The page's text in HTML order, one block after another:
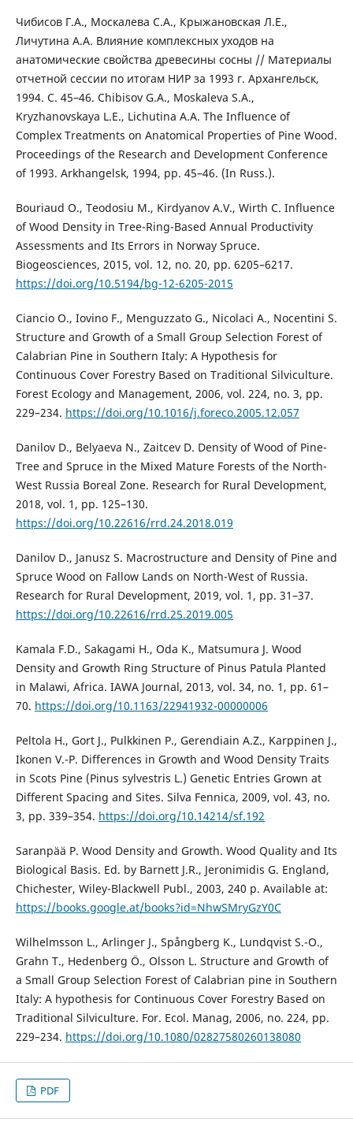
Чибисов Г.А., Москалева С.А., Крыжановская Л.Е.,
Личутина А.А. Влияние комплексных уходов на
анатомические свойства древесины сосны // Материалы
отчетной сессии по итогам НИР за 1993 г. Архангельск,
1994. С. 45–46. Chibisov G.A., Moskaleva S.A.,
Kryzhanovskaya L.E., Lichutina A.A. The Influence of
Complex Treatments on Anatomical Properties of Pine Wood.
Proceedings of the Research and Development Conference
of 1993. Arkhangelsk, 1994, pp. 45–46. (In Russ.).
Bouriaud O., Teodosiu M., Kirdyanov A.V., Wirth C. Influence
of Wood Density in Tree-Ring-Based Annual Productivity
Assessments and Its Errors in Norway Spruce.
Biogeosciences, 2015, vol. 12, no. 20, pp. 6205–6217.
https://doi.org/10.5194/bg-12-6205-2015
Ciancio O., Iovino F., Menguzzato G., Nicolaci A., Nocentini S.
Structure and Growth of a Small Group Selection Forest of
Calabrian Pine in Southern Italy: A Hypothesis for
Continuous Cover Forestry Based on Traditional Silviculture.
Forest Ecology and Management, 2006, vol. 224, no. 3, pp.
229–234. https://doi.org/10.1016/j.foreco.2005.12.057
Danilov D., Belyaeva N., Zaitcev D. Density of Wood of Pine-
Tree and Spruce in the Mixed Mature Forests of the North-
West Russia Boreal Zone. Research for Rural Development,
2018, vol. 1, pp. 125–130.
https://doi.org/10.22616/rrd.24.2018.019
Danilov D., Janusz S. Macrostructure and Density of Pine and
Spruce Wood on Fallow Lands on North-West of Russia.
Research for Rural Development, 2019, vol. 1, pp. 31–37.
https://doi.org/10.22616/rrd.25.2019.005
Kamala F.D., Sakagami H., Oda K., Matsumura J. Wood
Density and Growth Ring Structure of Pinus Patula Planted
in Malawi, Africa. IAWA Journal, 2013, vol. 34, no. 1, pp. 61–
70. https://doi.org/10.1163/22941932-00000006
Peltola H., Gort J., Pulkkinen P., Gerendiain A.Z., Karppinen J.,
Ikonen V.-P. Differences in Growth and Wood Density Traits
in Scots Pine (Pinus sylvestris L.) Genetic Entries Grown at
Different Spacing and Sites. Silva Fennica, 2009, vol. 43, no.
3, pp. 339–354. https://doi.org/10.14214/sf.192
Saranpää P. Wood Density and Growth. Wood Quality and Its
Biological Basis. Ed. by Barnett J.R., Jeronimidis G. England,
Chichester, Wiley-Blackwell Publ., 2003, 240 p. Available at:
https://books.google.at/books?id=NhwSMryGzY0C
Wilhelmsson L., Arlinger J., Spångberg K., Lundqvist S.-O.,
Grahn T., Hedenberg Ö., Olsson L. Structure and Growth of
a Small Group Selection Forest of Calabrian pine in Southern
Italy: A hypothesis for Continuous Cover Forestry Based on
Traditional Silviculture. For. Ecol. Manag, 2006, no. 224, рр.
229–234. https://doi.org/10.1080/02827580260138080
PDF